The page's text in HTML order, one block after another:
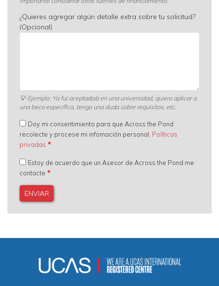
¿Quieres agregar algún detalle extra sobre tu solicitud?
(Opcional)
💡Ejemplo: Ya fui aceptado/a en una universidad, quiero aplicar a
una beca específica, tengo una duda sobre requisitos, etc.
Doy mi consentimiento para que Across the Pond
recolecte y procese mi infomación personal. Políticas
privadas
Estoy de acuerdo que un Asesor de Across the Pond me
contacte